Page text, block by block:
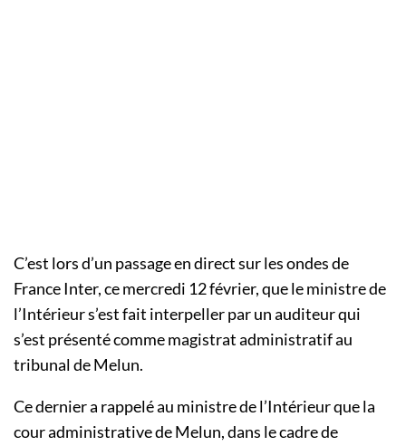
C’est lors d’un passage en direct sur les ondes de
France Inter, ce mercredi 12 février, que le ministre de
l’Intérieur s’est fait interpeller par un auditeur qui
s’est présenté comme magistrat administratif au
tribunal de Melun.
Ce dernier a rappelé au ministre de l’Intérieur que la
cour administrative de Melun, dans le cadre de